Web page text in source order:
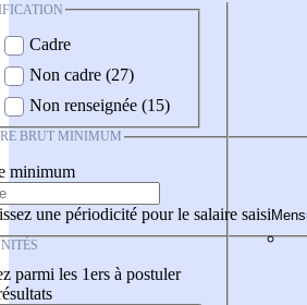
Cadre
Non cadre (27)
Non renseignée (15)
BRUT MINIMUM
minimum
une périodicité pour le salaire saisi
parmi les 1ers à postuler